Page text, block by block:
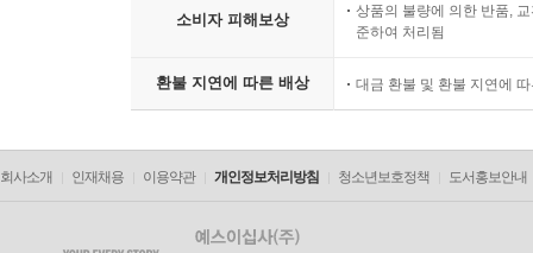
소비자 피해보상
상품의 불량에 의한 반품,
준하여 처리됨
환불 지연에 따른 배상 대금 환불 및 환불 지연에
회사소개 인재채용 이용약관 개인정보처리방침 청소년보호정책 도서홍보안내